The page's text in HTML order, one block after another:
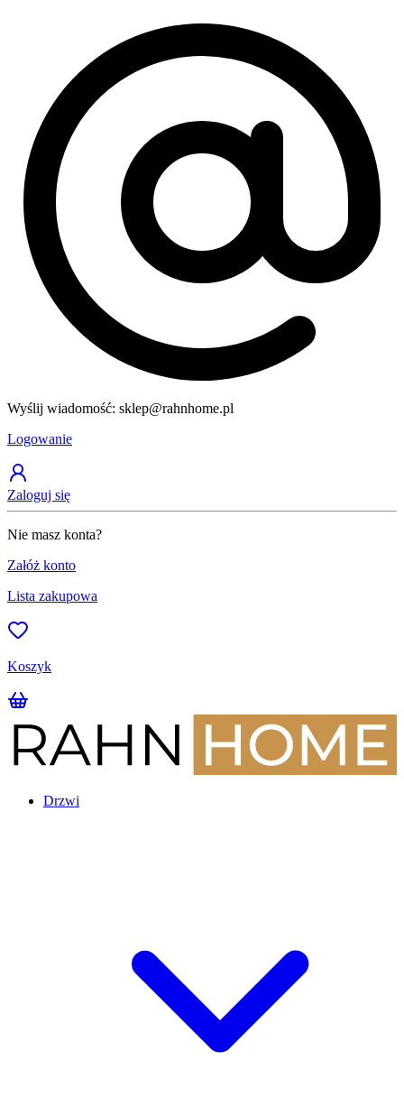
Wyślij wiadomość: sklep@rahnhome.pl
Logowanie
Zaloguj się
Nie masz konta?
Załóż konto
Lista zakupowa
Koszyk
Drzwi